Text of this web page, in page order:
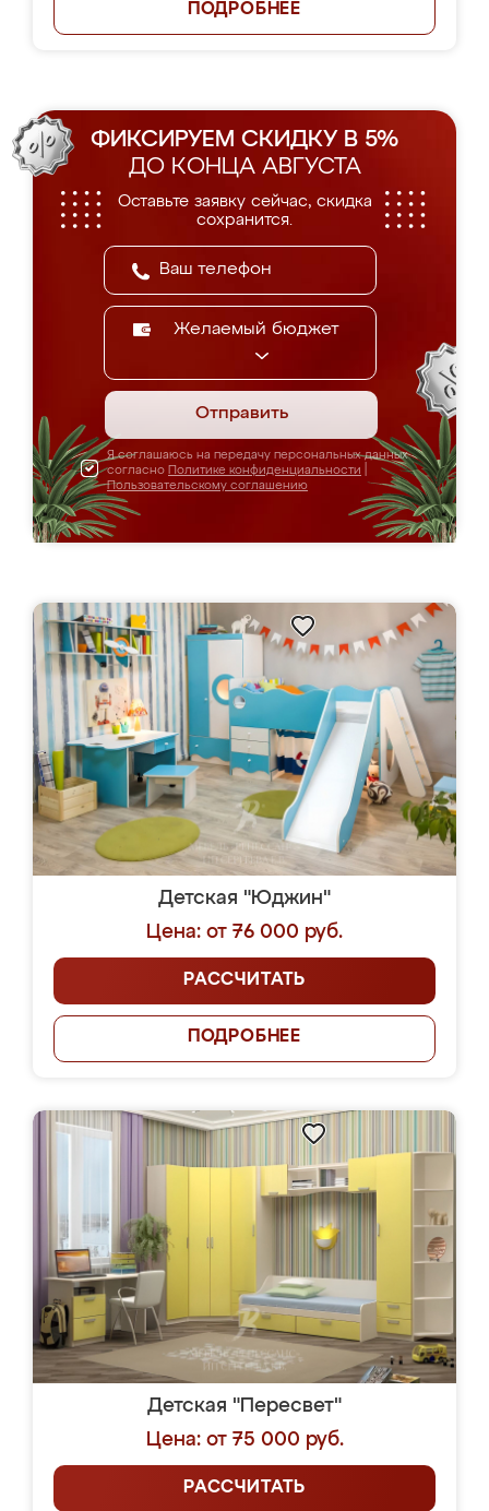
ПОДРОБНЕЕ
ФИКСИРУЕМ СКИДКУ В 5%
ДО КОНЦА АВГУСТА
Оставьте заявку сейчас, скидка
сохранится.
Желаемый бюджет
Отправить
Я соглашаюсь на передачу персональных данных
согласно Политике конфиденциальности
Пользовательскому соглашению
Детская "Юджин"
Цена: от 76 000 руб.
РАССЧИТАТЬ
ПОДРОБНЕЕ
Детская "Пересвет"
Цена: от 75 000 руб.
РАССЧИТАТЬ